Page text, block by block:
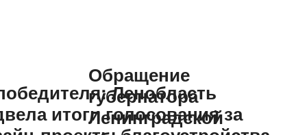
Ленобласть
итоги голосования за
Обращение
губернатора
Ленинградской